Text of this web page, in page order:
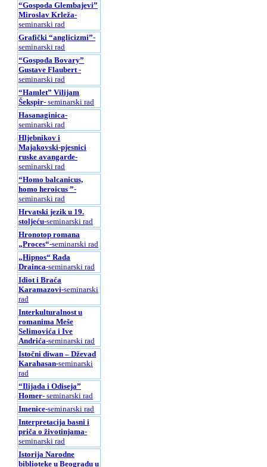
“Gospoda Glembajevi”
Miroslav Krleža-
seminarski rad
Grafički “anglicizmi”-
seminarski rad
“Gospođa Bovary”
Gustave Flaubert-
seminarski rad
“Hamlet” Vilijam
Šekspir- seminarski rad
Hasanaginica-
seminarski rad
Hljebnikov i
Majakovski-pjesnici
ruske avangarde-
seminarski rad
“Homo balcanicus,
homo heroicus ”-
seminarski rad
Hrvatski jezik u 19.
stoljeću-seminarski rad
Hronotop romana
„Proces“-seminarski rad
„Hipnos“ Rada
Drainca-seminarski rad
Idiot i Braća
Karamazovi-seminarski
rad
Interkulturalnost u
romanima Meše
Selimovića i Ive
Andrića-seminarski rad
Istočni diwan – Dževad
Karahasan-seminarski
rad
“Ilijada i Odiseja”
Homer- seminarski rad
Imenice-seminarski rad
Interpretacija basni i
priča o životinjama-
seminarski rad
Istorija Narodne
biblioteke u Beogradu u